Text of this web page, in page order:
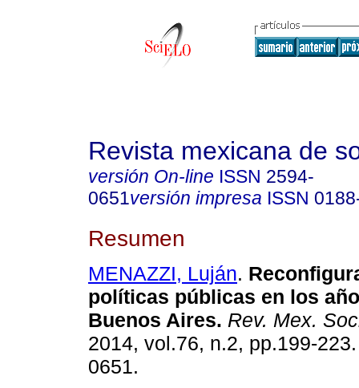
Revista mexicana de
versión On-line ISSN 2594-
0651versión impresa ISSN
Resumen
MENAZZI, Luján.
políticas públicas en los
Buenos Aires. Rev. Mex.
2014, vol.76, n.2, pp.199-
0651.